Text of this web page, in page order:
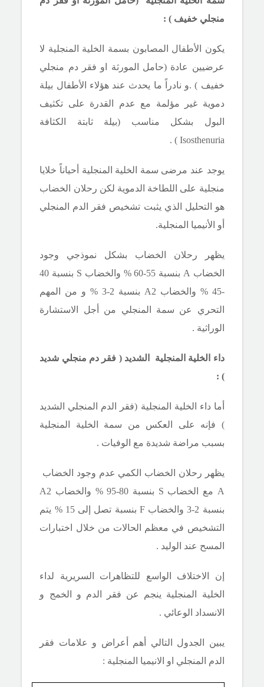
منجلي خفيف ) :
يكون الأطفال المصابون بسمة الخلية المنجلية لا
عرضيين عادة (حامل المورثة او فقر دم منجلي
خفيف ) .و نادراً ما يحدث عند هؤلاء الأطفال بيلة
دموية غير مؤلمة مع عدم القدرة على تكثيف
البول بشكل مناسب (بيلة ثابتة الكثافة
Isosthenuria
) .
يوجد عند مرضى سمة الخلية المنجلية أحياناً خلايا
منجلية على اللطاخة الدموية لكن رحلان الخضاب
هو التحليل الذي يثبت تشخيص فقر الدم المنجلي
أو الأنيميا المنجلية.
يظهر رحلان الخضاب بشكل نموذجي وجود
الخضاب A بنسبة 55-60 % والخضاب S
بنسبة 40
-45 % والخضاب
A2
بنسبة 2-3 % و من المهم
التحري عن سمة المنجلي من أجل الاستشارة
الوراثية .
داء الخلية المنجلية الشديد ( فقر دم منجلي شديد
) :
أما داء الخلية المنجلية (فقر الدم المنجلي الشديد
) فإنه على العكس من سمة الخلية المنجلية
بسبب مراضة شديدة مع الوفيات .
يظهر رحلان الخضاب الكمي عدم وجود الخضاب
A مع الخضاب S بنسبة 80-95 % والخضاب
A2
بنسبة 2-3 والخضاب
F
بنسبة تصل إلى 15 % يتم
التشخيص في معظم الحالات من خلال اختبارات
المسح عند الوليد .
إن الاختلاف الواسع للتظاهرات السريرية لداء
الخلية المنجلية ينجم عن فقر الدم و الخمج و
الانسداد الوعائي .
يبين الجدول التالي أهم أعراض و علامات فقر
الدم المنجلي او الانيميا المنجلية :